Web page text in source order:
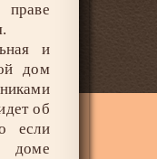
праве
и
дом
об
если
доме